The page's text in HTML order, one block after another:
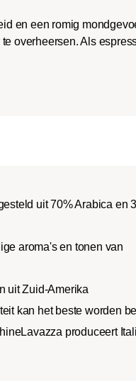
en een romig
overheersen. Als
uit 70% Arabica en
aroma's en tonen van
uit Zuid-Amerika
kan het beste worden
produceert